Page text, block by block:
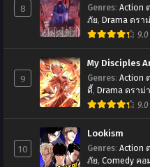
8 Genres: Action
ภัย, Drama ดรา
9.0
9
My Disciples
Genres: Action
ดี้, Drama ดราม่า
Manhua,มังฮัว9.0
10
Lookism
Genres: Action
ภัย, Comedy คอ